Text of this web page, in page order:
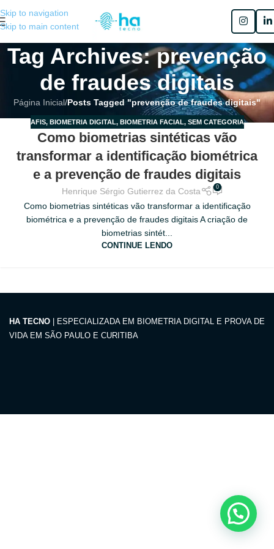
Skip to navigation
Skip to main content
Tag Archives: prevenção
de fraudes digitais
Página Inicial/Posts Tagged "prevenção de fraudes digitais"
AFIS, BIOMETRIA DIGITAL, BIOMETRIA FACIAL, SEM CATEGORIA
Como biometrias sintéticas vão
transformar a identificação biométrica
e a prevenção de fraudes digitais
Henrique Sérgio Gutierrez da Costa 0
Como biometrias sintéticas vão transformar a identificação
biométrica e a prevenção de fraudes digitais A criação de
biometrias sintét...
CONTINUE LENDO
HA TECNO | ESPECIALIZADA EM BIOMETRIA DIGITAL E PROVA DE
VIDA EM SÃO PAULO E CURITIBA